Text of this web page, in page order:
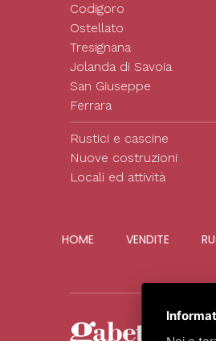
Codigoro
Ostellato
Tresignana
Jolanda di Savoia
San Giuseppe
Ferrara
Rustici e cascine
Nuove costruzioni
Locali ed attività
HOME VENDITE